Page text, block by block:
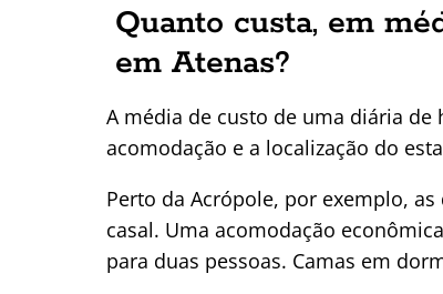
Quanto custa, em
em Atenas?
A média de custo de uma diária
acomodação e a localização do
Perto da Acrópole, por exemplo,
casal. Uma acomodação
para duas pessoas. Camas em